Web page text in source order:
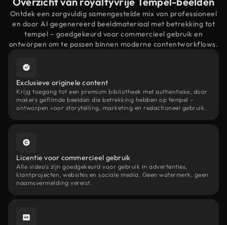
Ontdek een zorgvuldig samengestelde mix van professioneel
en door AI gegenereerd beeldmateriaal met betrekking tot
tempel – goedgekeurd voor commercieel gebruik en
ontworpen om te passen binnen moderne contentworkflows.
Exclusieve originele content
Krijg toegang tot een premium bibliotheek met authentieke, door
makers gefilmde beelden die betrekking hebben op tempel –
ontworpen voor storytelling, marketing en redactioneel gebruik.
Licentie voor commercieel gebruik
Alle video's zijn goedgekeurd voor gebruik in advertenties,
klantprojecten, websites en sociale media. Geen watermerk, geen
naamsvermelding vereist.